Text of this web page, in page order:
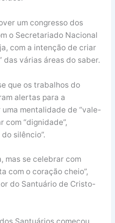
um congresso dos
o Secretariado Nacional
com a intenção de criar
das várias áreas do saber.
que os trabalhos do
alertas para a
mentalidade de “vale-
com “dignidade”,
silêncio”.
mas se celebrar com
com o coração cheio”,
do Santuário de Cristo-